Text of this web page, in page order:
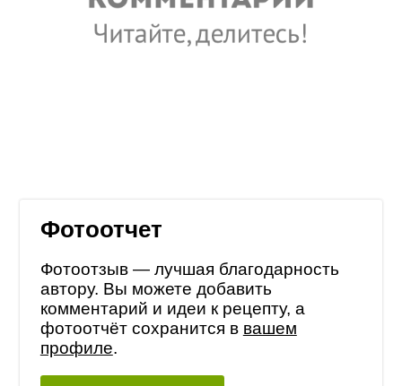
Фотоотчет
Фотоотзыв — лучшая благодарность
автору. Вы можете добавить
комментарий и идеи к рецепту, а
фотоотчёт сохранится в вашем
профиле.